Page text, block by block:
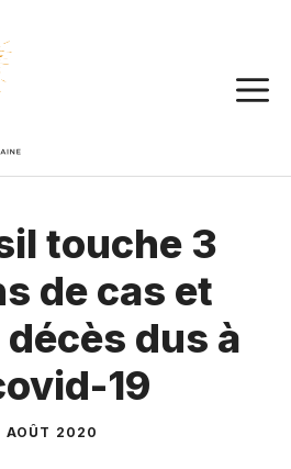
touche 3
de cas et
dus à
19
AOÛT 2020